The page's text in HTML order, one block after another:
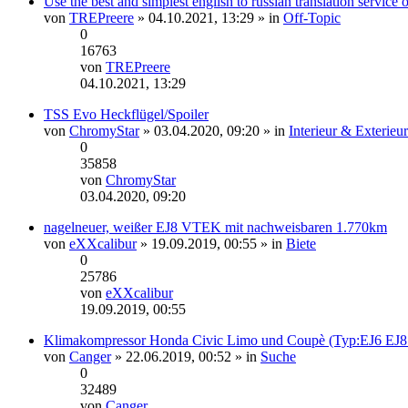
von TREPreere » 04.10.2021, 13:29 » in Off-Topic
0
16763
von TREPreere
Neuester
04.10.2021, 13:29
TSS Evo Heckflügel/Spoiler
von ChromyStar» 03.04.2020, 09:20 » in Interieur & Exterieur
0
35858
von ChromyStar
03.04.2020, 09:20
nagelneuer, weißer EJ8 VTEK mit nachweisbaren 1.770km
von eXXcalibur» 19.09.2019, 00:55 » in Biete
0
25786
von eXXcalibur
19.09.2019, 00:55
Klimakompressor Honda Civic Limo und Coupè (Typ:EJ6
von Canger» 22.06.2019, 00:52 » in Suche
0
32489